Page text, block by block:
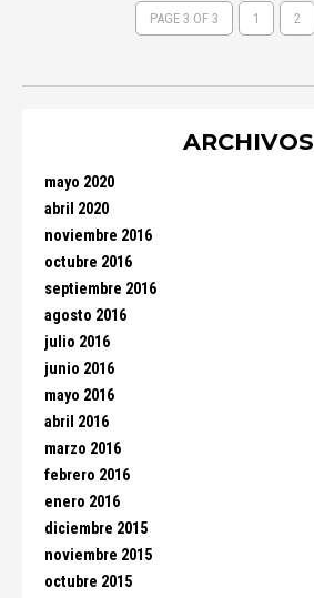
PAGE 3 OF 3 1 2
ARCHIVOS
mayo 2020
abril 2020
noviembre 2016
octubre 2016
septiembre 2016
agosto 2016
julio 2016
junio 2016
mayo 2016
abril 2016
marzo 2016
febrero 2016
enero 2016
diciembre 2015
noviembre 2015
octubre 2015